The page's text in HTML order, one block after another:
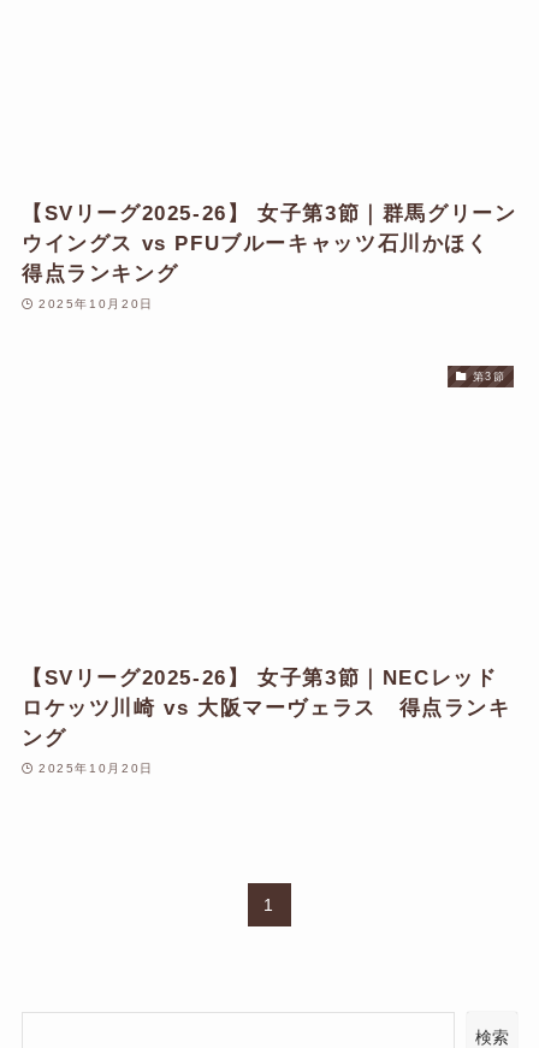
【SVリーグ2025-26】 女子第3節｜群馬グリーン
ウイングス vs PFUブルーキャッツ石川かほく
得点ランキング
2025年10月20日
第3節
【SVリーグ2025-26】 女子第3節｜NECレッド
ロケッツ川崎 vs 大阪マーヴェラス 得点ランキ
ング
2025年10月20日
1
検索